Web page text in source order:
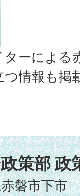
ーによる
情報も掲
策部 政
磐市下市